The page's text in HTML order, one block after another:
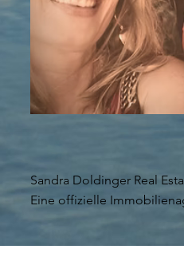
Sandra Doldinger Real
Eine offizielle